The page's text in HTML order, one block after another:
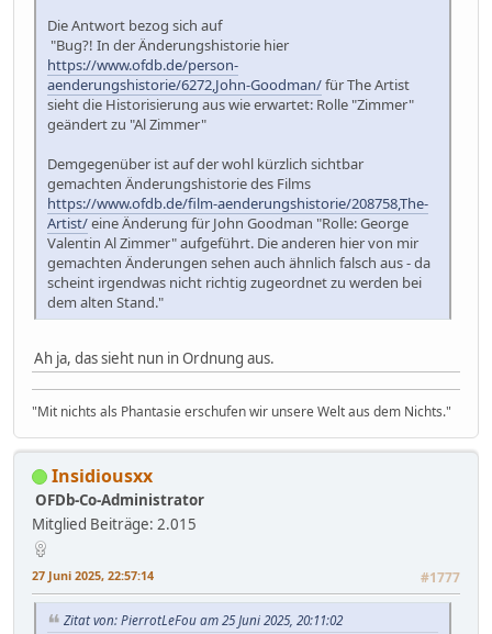
Die Antwort bezog sich auf
"Bug?! In der Änderungshistorie hier
https://www.ofdb.de/person-
aenderungshistorie/6272,John-Goodman/für The Artist
sieht die Historisierung aus wie erwartet: Rolle "Zimmer"
geändert zu "Al Zimmer"
Demgegenüber ist auf der wohl kürzlich sichtbar
gemachten Änderungshistorie des Films
https://www.ofdb.de/film-aenderungshistorie/208758,The-
Artist/eine Änderung für John Goodman "Rolle: George
Valentin Al Zimmer" aufgeführt. Die anderen hier von mir
gemachten Änderungen sehen auch ähnlich falsch aus - da
scheint irgendwas nicht richtig zugeordnet zu werden bei
dem alten Stand."
Ah ja, das sieht nun in Ordnung aus.
"Mit nichts als Phantasie erschufen wir unsere Welt aus dem Nichts."
Insidiousxx
OFDb-Co-Administrator
Mitglied Beiträge: 2.015
27 Juni 2025, 22:57:14 #1777
Zitat von: PierrotLeFou am 25 Juni 2025, 20:11:02